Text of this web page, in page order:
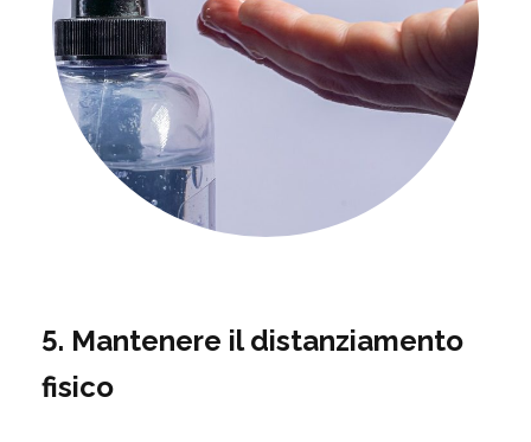
5. Mantenere il distanziamento
fisico